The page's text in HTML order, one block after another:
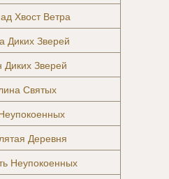
Хвост Ветра
Диких Зверей
Диких Зверей
Святых
Деревня
Неупокоенных